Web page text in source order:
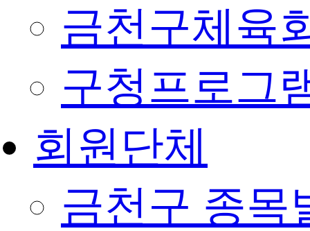
금천구체육
구청프로그
회원단체
금천구 종목